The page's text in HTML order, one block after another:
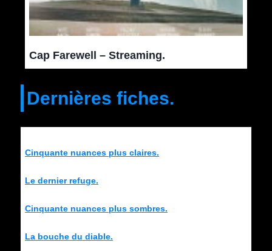
Cap Farewell – Streaming.
Dernières fiches.
Cinquante nuances plus claires.
Le dernier refuge.
Cinquante nuances plus sombres.
La bouche du diable.